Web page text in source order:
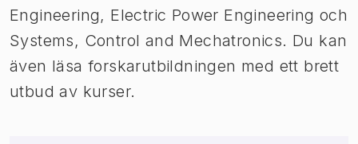
Engineering, Electric Power Engineering och
Systems, Control and Mechatronics. Du kan
även läsa forskarutbildningen med ett brett
utbud av kurser.